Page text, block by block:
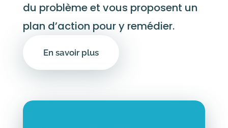
du problème et vous proposent un
plan d’action pour y remédier.
En savoir plus